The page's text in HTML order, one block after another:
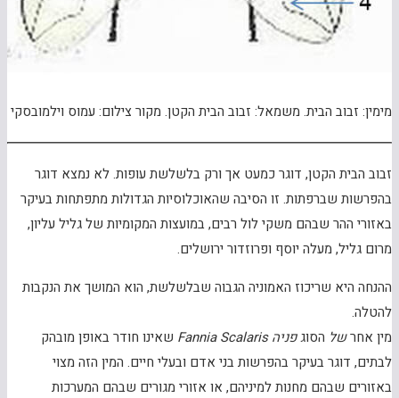
מימין: זבוב הבית. משמאל: זבוב הבית הקטן. מקור צילום: עמוס וילמובסקי
זבוב הבית הקטן, דוגר כמעט אך ורק בלשלשת עופות. לא נמצא דוגר
בהפרשות שברפתות. זו הסיבה שהאוכלוסיות הגדולות מתפתחות בעיקר
באזורי ההר שבהם משקי לול רבים, במועצות המקומיות של גליל עליון,
מרום גליל, מעלה יוסף ופרוזדור ירושלים.
ההנחה היא שריכוז האמוניה הגבוה שבלשלשת, הוא המושך את הנקבות
להטלה.
מין אחרשל הסוגפניה Fannia Scalaris שאינו חודר באופן מובהק
לבתים, דוגר בעיקר בהפרשות בני אדם ובעלי חיים. המין הזה מצוי
באזורים שבהם מחנות למיניהם, או אזורי מגורים שבהם המערכות